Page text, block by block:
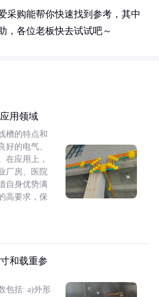
采购能帮你快速找到参考，其中
，各位老板快去试试吧～
用领域
槽的特点和
好的电气、
在应用上，
厂房、医院
自身优势满
高要求，保
和载重参
包括: a)外形